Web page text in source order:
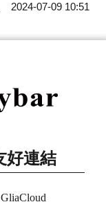
2024-07-09 10:51
好連結
GliaCloud